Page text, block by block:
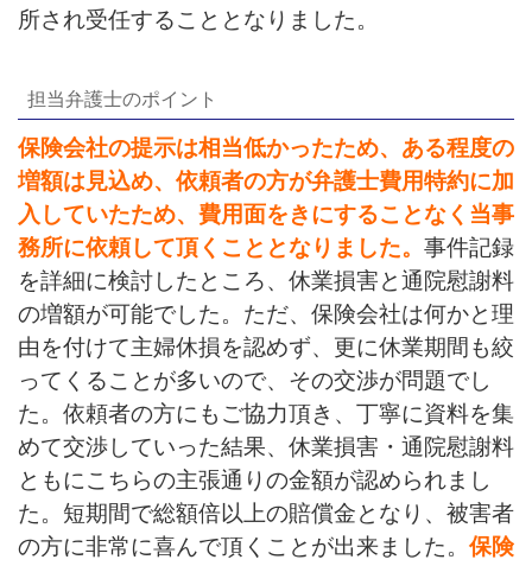
所され受任することとなりました。
担当弁護士のポイント
保険会社の提示は相当低かったため、ある程度の
増額は見込め、依頼者の方が弁護士費用特約に加
入していたため、費用面をきにすることなく当事
務所に依頼して頂くこととなりました。 事件記録
を詳細に検討したところ、休業損害と通院慰謝料
の増額が可能でした。ただ、保険会社は何かと理
由を付けて主婦休損を認めず、更に休業期間も絞
ってくることが多いので、その交渉が問題でし
た。依頼者の方にもご協力頂き、丁寧に資料を集
めて交渉していった結果、休業損害・通院慰謝料
ともにこちらの主張通りの金額が認められまし
た。短期間で総額倍以上の賠償金となり、被害者
の方に非常に喜んで頂くことが出来ました。 保険